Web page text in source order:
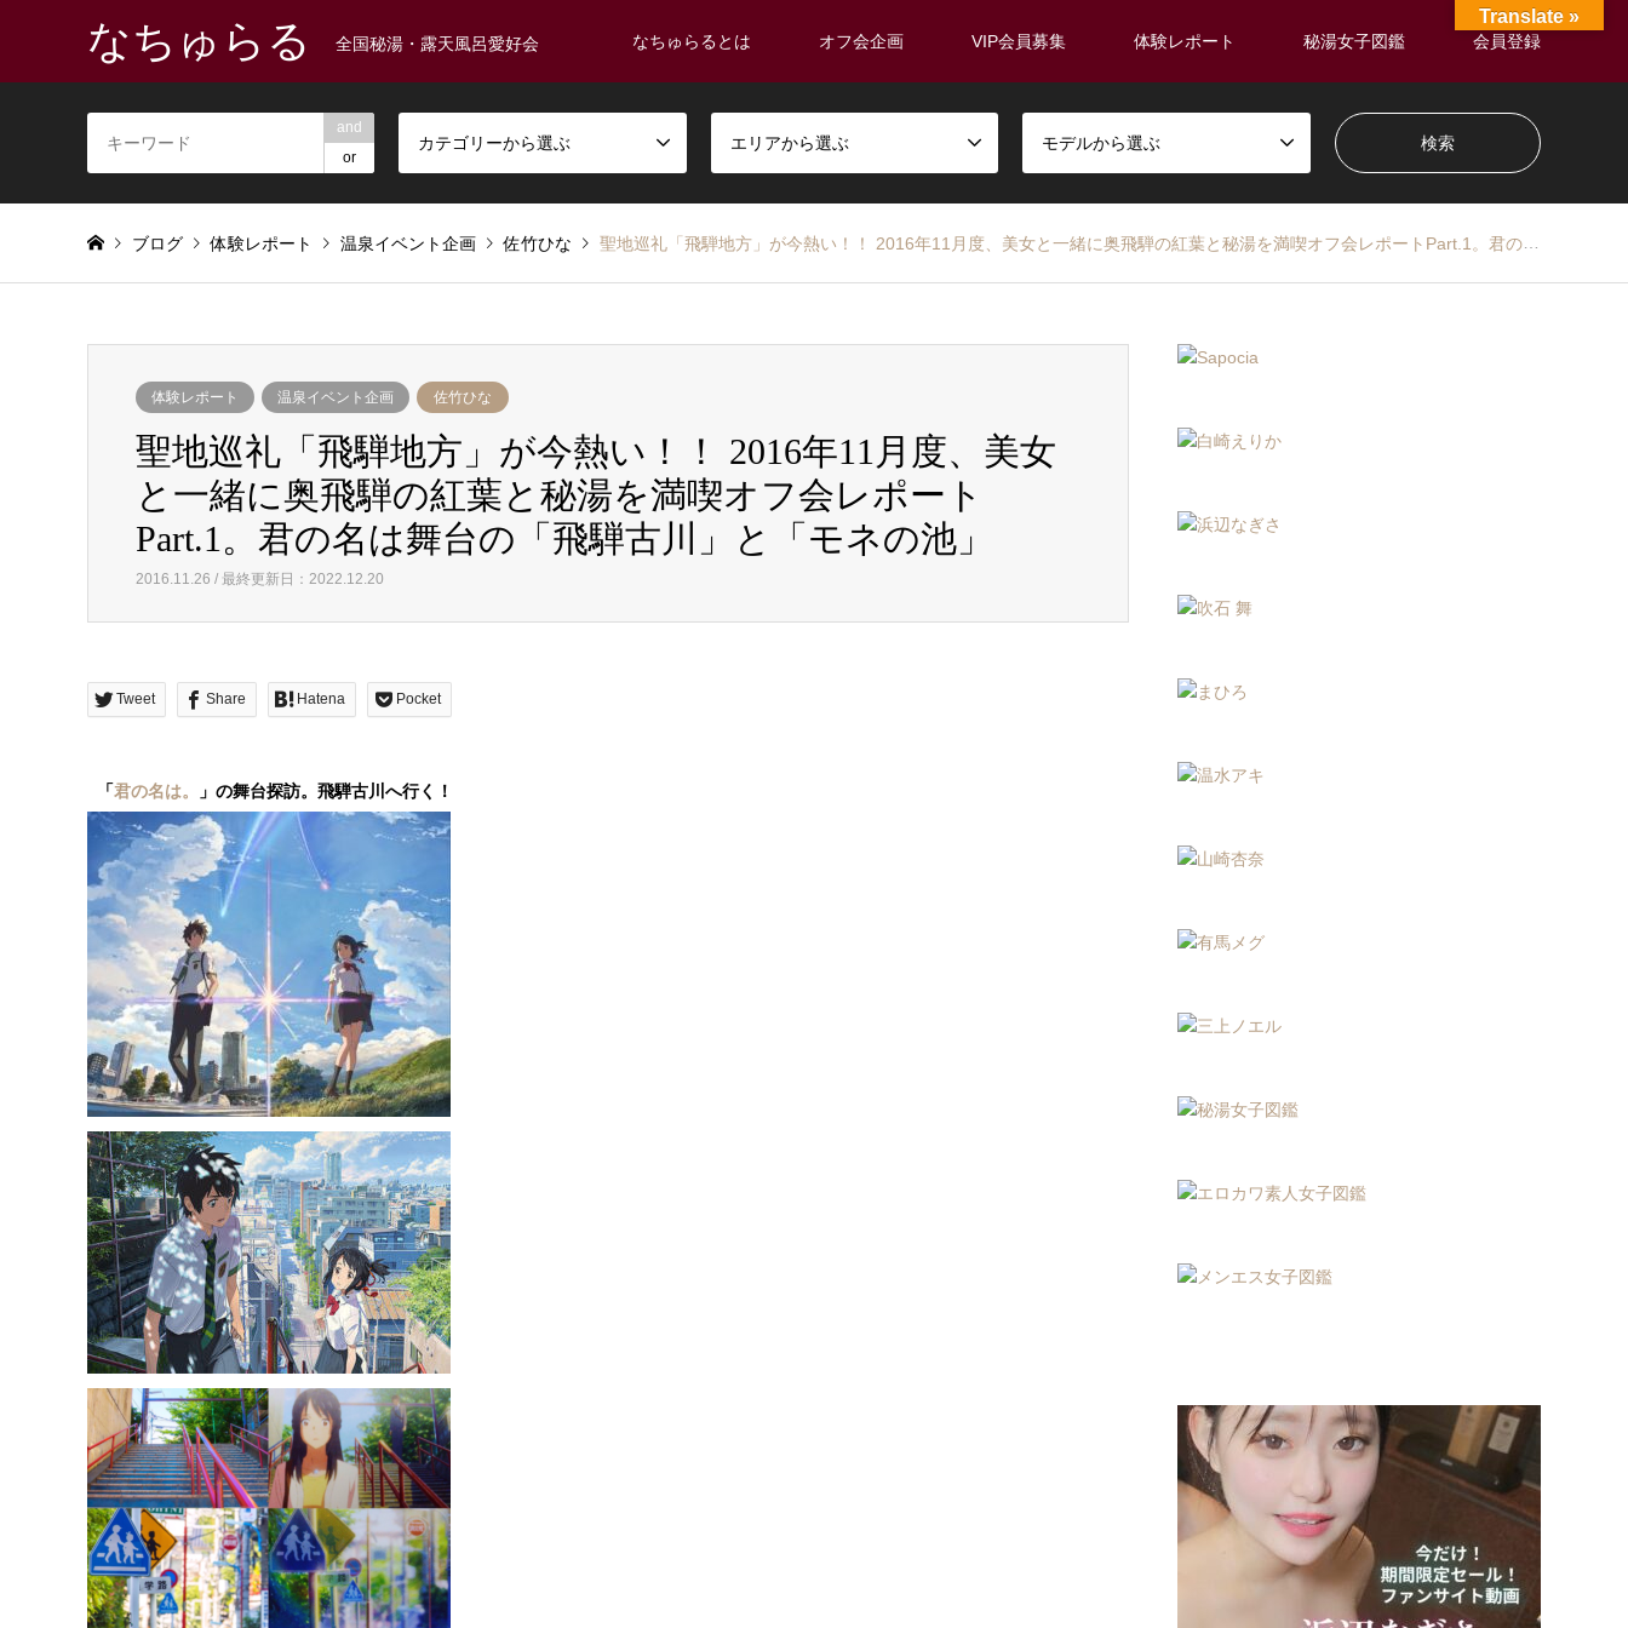
なちゅらる 全国秘湯・露天風呂愛好会 なちゅらるとは オフ会企画 VIP会員募集 体験レポート 秘湯女子図鑑 会員登録
and
or
カテゴリーから選ぶ エリアから選ぶ モデルから選ぶ
ブログ 体験レポート 温泉イベント企画 佐竹ひな 聖地巡礼「飛騨地方」が今熱い！！ 2016年11月度、美女と一緒に奥飛騨の紅葉と秘湯を満喫オフ会レポートPart.1。君の名は舞台の「飛騨古川」と「モネの池」
体験レポート 温泉イベント企画 佐竹ひな
聖地巡礼「飛騨地方」が今熱い！！ 2016年11月度、美女
と一緒に奥飛騨の紅葉と秘湯を満喫オフ会レポート
Part.1。君の名は舞台の「飛騨古川」と「モネの池」
2016.11.26 / 最終更新日：2022.12.20
Tweet Share Hatena Pocket
「君の名は。 」の舞台探訪。飛騨古川へ行く！
Translate »